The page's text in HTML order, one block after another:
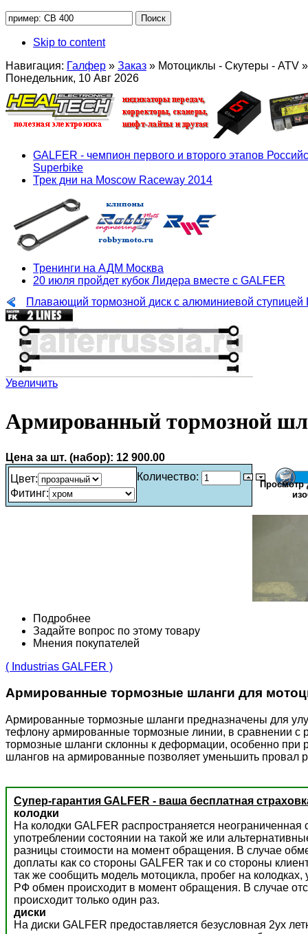
Skip to content
Навигация: Галфер » Заказ » Мотоциклы - Скутеры - ATV »
Понедельник, 10 Авг 2026
GALFER - чемпион первого и второго этапов
Superbike
Трек дни на Moscow Raceway 2014
Тренинги на АДМ Москва
20 июля пройдет кубок Лидера вместе с GALFER
Плавающий тормозной диск с алюминиевой ступицей
Увеличить
Армированный тормозной
Цена за шт. (набор): 12 900.00
Цвет:
Фитинг:
Количество:
Просмотр
Подробнее
Задайте вопрос по этому товару
Мнения покупателей
( Industrias GALFER )
Армированные тормозные шланги для
Армированные тормозные шланги предназначены для
тефлону армированные тормозные линии, в сравнении
тормозные шланги склонны к деформации, особенно при
шлангов на армированные позволяет уменьшить провал
Супер-гарантия GALFER - ваша бесплатная
колодки
На колодки GALFER распространяется
употреблении состоянии на такой же или
разницы стоимости на момент обращения. В случае
доплаты как со стороны GALFER так и со стороны
так же сообщить модель мотоцикла, пробег на
РФ обмен происходит в момент обращения. В случае
происходит только один раз.
диски
На диски GALFER предоставляется безусловная 2ух